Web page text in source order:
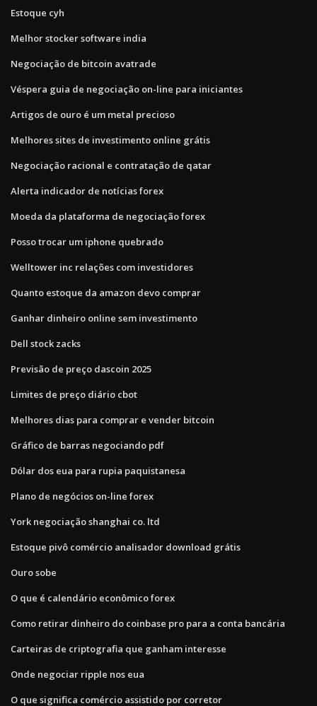
Estoque cyh
Melhor stocker software india
Negociação de bitcoin avatrade
Véspera guia de negociação on-line para iniciantes
Artigos de ouro é um metal precioso
Melhores sites de investimento online grátis
Negociação racional e contratação de qatar
Alerta indicador de notícias forex
Moeda da plataforma de negociação forex
Posso trocar um iphone quebrado
Welltower inc relações com investidores
Quanto estoque da amazon devo comprar
Ganhar dinheiro online sem investimento
Dell stock zacks
Previsão de preço dascoin 2025
Limites de preço diário cbot
Melhores dias para comprar e vender bitcoin
Gráfico de barras negociando pdf
Dólar dos eua para rupia paquistanesa
Plano de negócios on-line forex
York negociação shanghai co. ltd
Estoque pivô comércio analisador download grátis
Ouro sobe
O que é calendário econômico forex
Como retirar dinheiro do coinbase pro para a conta bancária
Carteiras de criptografia que ganham interesse
Onde negociar ripple nos eua
O que significa comércio assistido por corretor